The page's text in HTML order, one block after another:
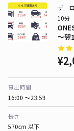
～翌
ザ ロ
10分
貸出時間
16:00 〜23:59
長さ
570cm 以下